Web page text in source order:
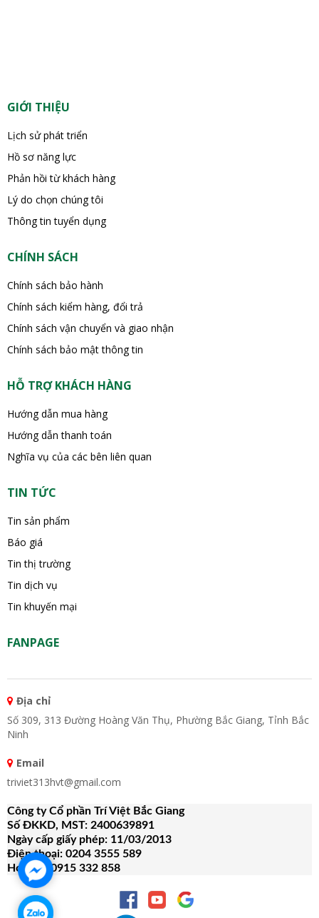
GIỚI THIỆU
Lịch sử phát triển
Hồ sơ năng lực
Phản hồi từ khách hàng
Lý do chọn chúng tôi
Thông tin tuyển dụng
CHÍNH SÁCH
Chính sách bảo hành
Chính sách kiểm hàng, đổi trả
Chính sách vận chuyển và giao nhận
Chính sách bảo mật thông tin
HỖ TRỢ KHÁCH HÀNG
Hướng dẫn mua hàng
Hướng dẫn thanh toán
Nghĩa vụ của các bên liên quan
TIN TỨC
Tin sản phẩm
Báo giá
Tin thị trường
Tin dịch vụ
Tin khuyến mại
FANPAGE
Địa chỉ
Số 309, 313 Đường Hoàng Văn Thụ, Phường Bắc Giang, Tỉnh Bắc
Ninh
Email
triviet313hvt@gmail.com
Công ty Cổ phần Trí Việt Bắc Giang
Số ĐKKD, MST: 2400639891
Ngày cấp giấy phép: 11/03/2013
Điện thoại: 0204 3555 589
Hotline: 0915 332 858